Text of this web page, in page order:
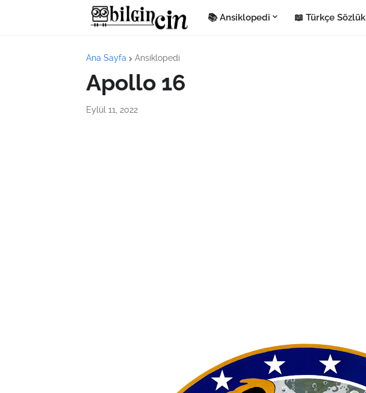
📚 Ansiklopedi 📖 Türkçe Sözlük
Ana Sayfa Ansiklopedi
Apollo 16
Eylül 11, 2022